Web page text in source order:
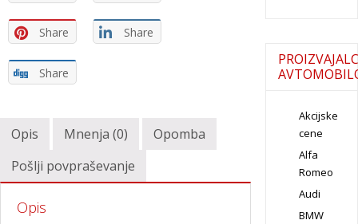
Share Share
Share
Opis Mnenja (0)
Opomba
Pošlji povpraševanje
Opis
Akcijske
cene
Alfa
Romeo
Audi
BMW